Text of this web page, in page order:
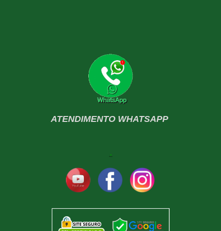
ATENDIMENTO WHATSAPP